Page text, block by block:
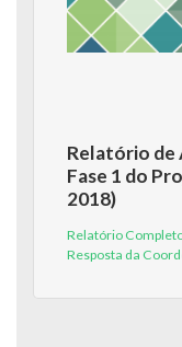
Relatório de
Fase 1 do
2018)
Relatório
Resposta da